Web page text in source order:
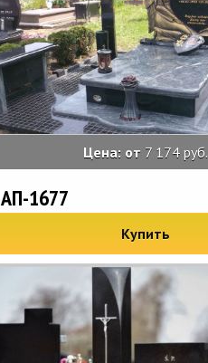
Цена: от 7 174 руб.
АП-1677
Купить